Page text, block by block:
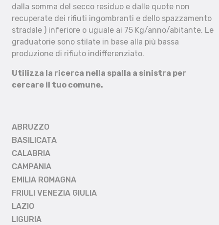
dalla somma del secco residuo e dalle quote non
recuperate dei rifiuti ingombranti e dello spazzamento
stradale ) inferiore o uguale ai 75 Kg/anno/abitante. Le
graduatorie sono stilate in base alla più bassa
produzione di rifiuto indifferenziato.
Utilizza la ricerca nella spalla a sinistra per
cercare il tuo comune.
ABRUZZO
BASILICATA
CALABRIA
CAMPANIA
EMILIA ROMAGNA
FRIULI VENEZIA GIULIA
LAZIO
LIGURIA